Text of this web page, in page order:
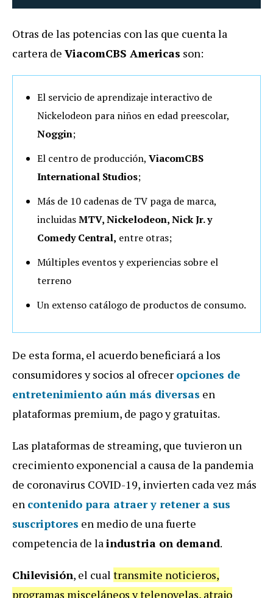
Otras de las potencias con las que cuenta la
cartera de ViacomCBS Americas son:
El servicio de aprendizaje interactivo de
Nickelodeon para niños en edad preescolar,
Noggin;
El centro de producción, ViacomCBS
International Studios;
Más de 10 cadenas de TV paga de marca,
incluidasMTV, Nickelodeon, Nick Jr. y
Comedy Central, entre otras;
Múltiples eventos y experiencias sobre el
terreno
Un extenso catálogo de productos de consumo.
De esta forma, el acuerdo beneficiará a los
consumidores y socios al ofrecer opciones de
entretenimiento aún más diversas en
plataformas premium, de pago y gratuitas.
Las plataformas de streaming, que tuvieron un
crecimiento exponencial a causa de la pandemia
de coronavirus COVID-19, invierten cada vez más
en contenido para atraer y retener a sus
suscriptores en medio de una fuerte
competencia de laindustria on demand.
Chilevisión, el cual transmite noticieros,
programas misceláneos y telenovelas, atrajo